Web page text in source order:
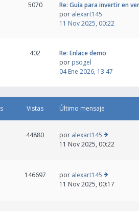
5070
Re: Guía para invertir en
por alexart145
11 Nov 2025, 00:22
402
Re: Enlace demo
por psogel
04 Ene 2026, 13:47
Vistas Último mensaje
44880 por alexart145
11 Nov 2025, 00:22
146697 por alexart145
11 Nov 2025, 00:17